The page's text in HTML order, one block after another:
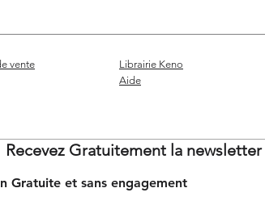
vente
Librairie Keno
Aide
Recevez Gratuitement la
Gratuite et sans engagement